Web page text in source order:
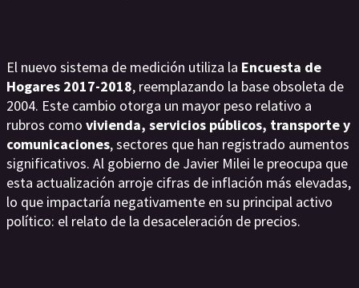
El nuevo sistema de medición utiliza la Encuesta de
Hogares 2017-2018, reemplazando la base obsoleta de
2004. Este cambio otorga un mayor peso relativo a
rubros como vivienda, servicios públicos, transporte y
comunicaciones, sectores que han registrado aumentos
significativos. Al gobierno de Javier Milei le preocupa que
esta actualización arroje cifras de inflación más elevadas,
lo que impactaría negativamente en su principal activo
político: el relato de la desaceleración de precios.